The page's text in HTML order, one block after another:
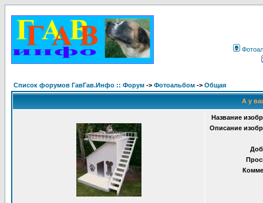
Список форумов ГавГав.Инфо :: Форум -> Фотоальбом -> Общая
А у
Название
Описание